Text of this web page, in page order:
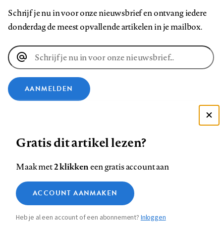
Schrijf je nu in voor onze nieuwsbrief en ontvang iedere
donderdag de meest opvallende artikelen in je mailbox.
E-
mailadres
AANMELDEN
ons
op
Facebook
ons
op
LinkedIn
ons
op
Bluesky
ons
op
Instagram
ons
op
YouTube
ons
Footer
navigation
Contact Privacy
Medische vragen verdienen
betrouwbare antwoorden
Gratis dit artikel lezen?
Maak met2 klikkeneen gratis account aan
ACCOUNT AANMAKEN
Heb je al een account of een abonnement?Inloggen
Zie onze cookie policy
Analytische cookies
Marketing cookies